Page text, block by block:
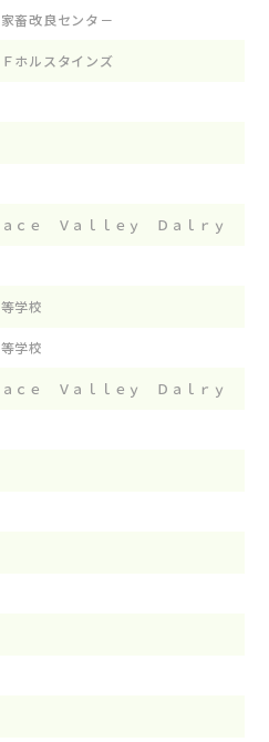
畜改良センタ－
ホルスタインズ
ｃｅ Ｖａｌｌｅｙ Ｄａｌｒｙ
学校
学校
ｃｅ Ｖａｌｌｅｙ Ｄａｌｒｙ